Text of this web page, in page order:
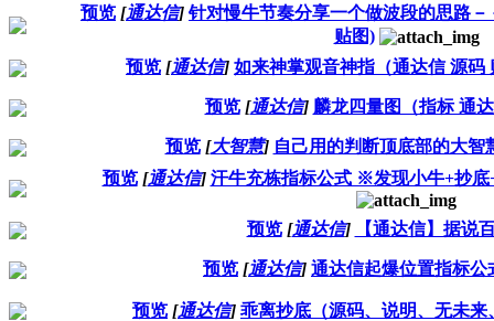
预览 [通达信] 针对慢牛节奏分享一个做波段的思路
贴图)
预览 [通达信] 如来神掌观音神指（通达信 源码
预览 [通达信] 麟龙四量图（指标 通
预览 [大智慧] 自己用的判断顶底部的大智
预览 [通达信] 汗牛充栋指标公式 ※发现小牛+抄
预览 [通达信] 【通达信】据说
预览 [通达信] 通达信起爆位置指标公
预览 [通达信] 乖离抄底（源码、说明、无未来